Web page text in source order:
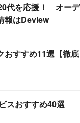
代を応援！ オーデ
報はDeview
おすすめ11選【徹底
スおすすめ40選